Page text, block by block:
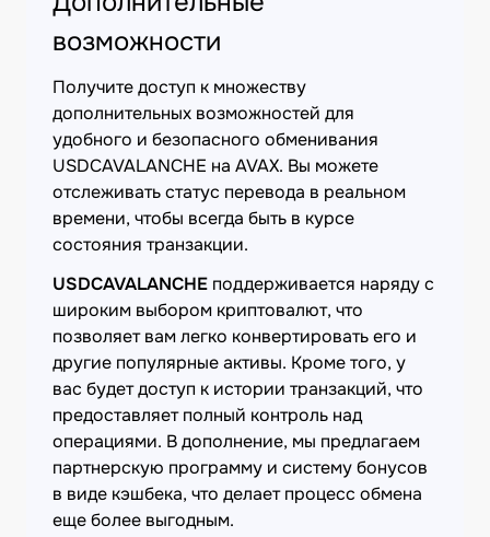
возможности
Получите доступ к множеству
дополнительных возможностей для
удобного и безопасного обменивания
USDCAVALANCHE на AVAX. Вы можете
отслеживать статус перевода в реальном
времени, чтобы всегда быть в курсе
состояния транзакции.
USDCAVALANCHE поддерживается наряду с
широким выбором криптовалют, что
позволяет вам легко конвертировать его и
другие популярные активы. Кроме того, у
вас будет доступ к истории транзакций, что
предоставляет полный контроль над
операциями. В дополнение, мы предлагаем
партнерскую программу и систему бонусов
в виде кэшбека, что делает процесс обмена
еще более выгодным.